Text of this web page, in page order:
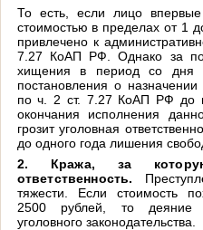
То есть, если лицо
стоимостью в пределах от 1
привлечено к
7.27 КоАП РФ. Однако за
хищения в период со дня
постановления о назначении
по ч. 2 ст. 7.27 КоАП РФ до
окончания исполнения
грозит уголовная
до одного года лишения
2. Кража, за которую
ответственность.
тяжести. Если стоимость
2500 рублей, то деяние
уголовного законодательства.